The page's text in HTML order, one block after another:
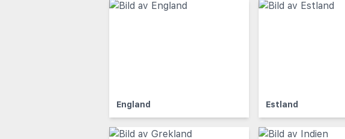
England Estland